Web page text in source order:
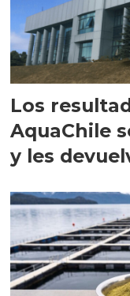
Los
AquaChile
y les